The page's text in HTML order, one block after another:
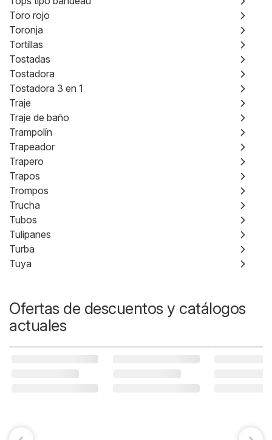
Toro rojo
Toronja
Tortillas
Tostadas
Tostadora
Tostadora 3 en 1
Traje
Traje de baño
Trampolín
Trapeador
Trapero
Trapos
Trompos
Trucha
Tubos
Tulipanes
Turba
Tuya
Ofertas de descuentos y catálogos
actuales